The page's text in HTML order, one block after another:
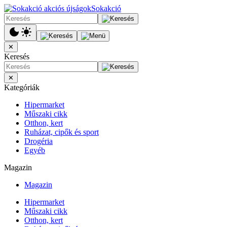
Sokakció
✕
Keresés
✕
Kategóriák
Hipermarket
Műszaki cikk
Otthon, kert
Ruházat, cipők és sport
Drogéria
Egyéb
Magazin
Magazin
Hipermarket
Műszaki cikk
Otthon, kert